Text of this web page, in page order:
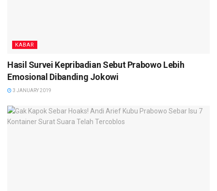
KABAR
Hasil Survei Kepribadian Sebut Prabowo Lebih
Emosional Dibanding Jokowi
3 JANUARY 2019